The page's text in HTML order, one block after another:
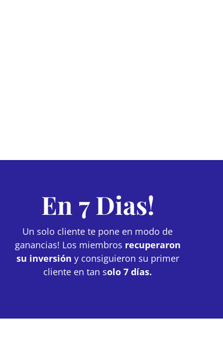
En 7 Dias!
Un solo cliente te pone en modo de
ganancias! Los miembros recuperaron
su inversión y consiguieron su primer
cliente en tan solo 7 días.